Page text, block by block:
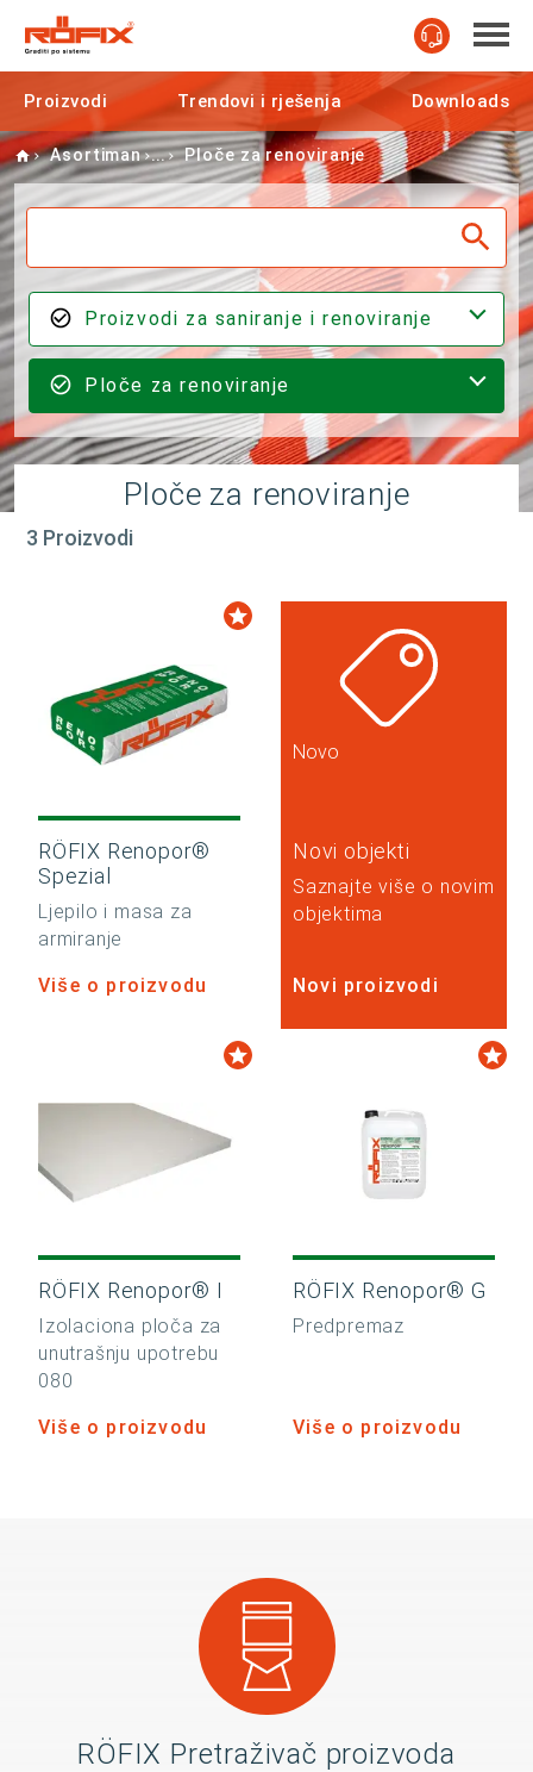
Proizvodi Trendovi i rješenja Downloads
Home
Asortiman Ploče za renoviranje
Proizvodi za saniranje i renoviranje
Ploče za renoviranje
Ploče za renoviranje
3 Proizvodi
RÖFIX Renopor®
Spezial
Ljepilo i masa za
armiranje
Više o proizvodu
Novo
Novi objekti
Saznajte više o novim
objektima
Novi proizvodi
RÖFIX Renopor® I
Izolaciona ploča za
unutrašnju upotrebu
080
Više o proizvodu
RÖFIX Renopor® G
Predpremaz
Više o proizvodu
RÖFIX Pretraživač proizvoda